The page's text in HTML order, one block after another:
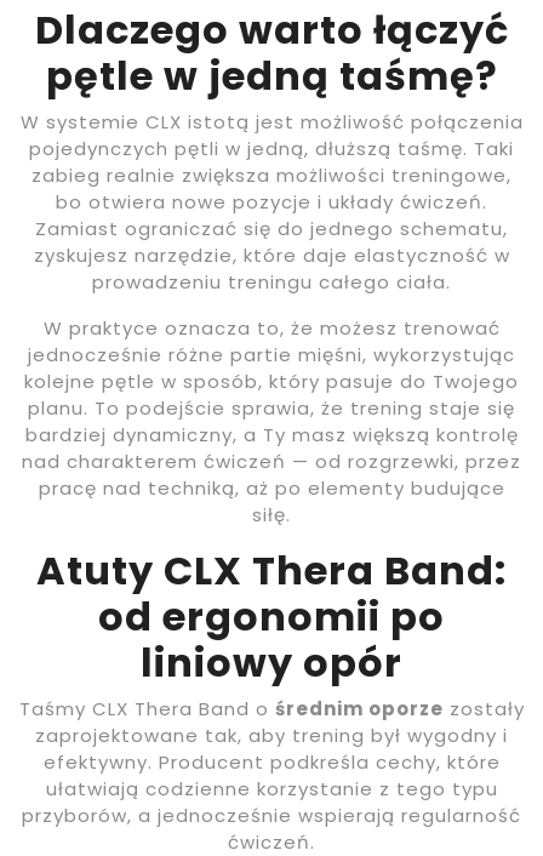
Dlaczego warto łączyć
pętle w jedną taśmę?
W systemie CLX istotą jest możliwość połączenia
pojedynczych pętli w jedną, dłuższą taśmę. Taki
zabieg realnie zwiększa możliwości treningowe,
bo otwiera nowe pozycje i układy ćwiczeń.
Zamiast ograniczać się do jednego schematu,
zyskujesz narzędzie, które daje elastyczność w
prowadzeniu treningu całego ciała.
W praktyce oznacza to, że możesz trenować
jednocześnie różne partie mięśni, wykorzystując
kolejne pętle w sposób, który pasuje do Twojego
planu. To podejście sprawia, że trening staje się
bardziej dynamiczny, a Ty masz większą kontrolę
nad charakterem ćwiczeń — od rozgrzewki, przez
pracę nad techniką, aż po elementy budujące
siłę.
Atuty CLX Thera Band:
od ergonomii po
liniowy opór
Taśmy CLX Thera Band o średnim oporze zostały
zaprojektowane tak, aby trening był wygodny i
efektywny. Producent podkreśla cechy, które
ułatwiają codzienne korzystanie z tego typu
przyborów, a jednocześnie wspierają regularność
ćwiczeń.